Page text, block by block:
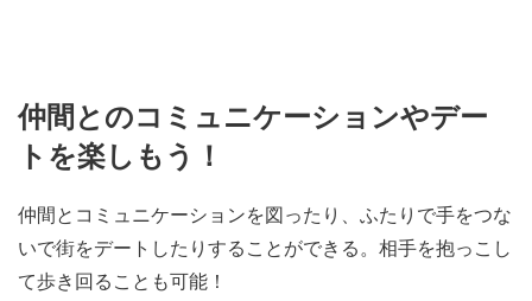
仲間とのコミュニケーションやデー
トを楽しもう！
仲間とコミュニケーションを図ったり、ふたりで手をつな
いで街をデートしたりすることができる。相手を抱っこし
て歩き回ることも可能！